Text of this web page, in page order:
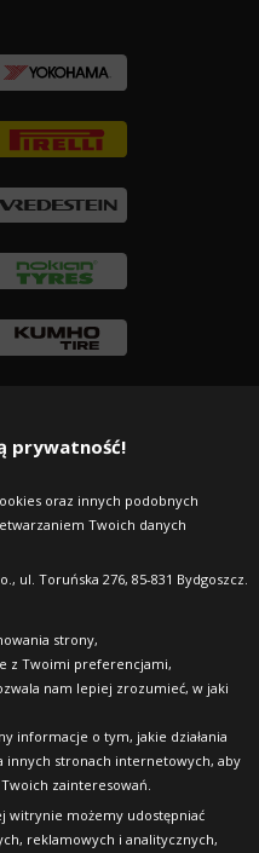
prywatność!
oraz innych podobnych
Twoich danych
ul. Toruńska 276, 85-831 Bydgoszcz.
strony,
z Twoimi preferencjami,
nam lepiej zrozumieć, w jaki
informacje o tym, jakie działania
innych stronach internetowych, aby
zainteresowań.
witrynie możemy udostępniać
reklamowych i analitycznych,
Wszelkie